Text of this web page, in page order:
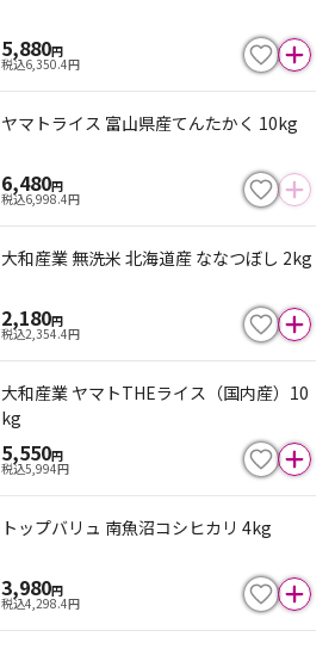
5,880円
税込6,350.4円
ヤマトライス 富山県産てんたかく 10kg
6,480円
税込6,998.4円
大和産業 無洗米 北海道産 ななつぼし 2kg
2,180円
税込2,354.4円
大和産業 ヤマトTHEライス（国内産）10
kg
5,550円
税込5,994円
トップバリュ 南魚沼コシヒカリ 4kg
3,980円
税込4,298.4円